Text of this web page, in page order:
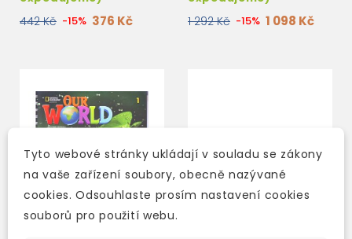
442 Kč -15% 376 Kč 1 292 Kč -15% 1 098 Kč
Tyto webové stránky ukládají v souladu se zákony
na vaše zařízení soubory, obecně nazývané
cookies. Odsouhlaste prosím nastavení cookies
souborů pro použití webu.